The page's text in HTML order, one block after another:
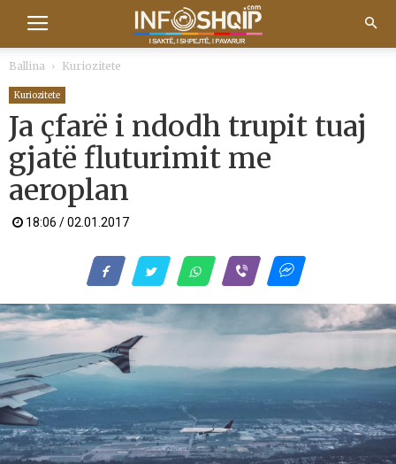
Ballina Kuriozitete
Kuriozitete
Ja çfarë i ndodh trupit tuaj
gjatë fluturimit me
aeroplan
18:06 / 02.01.2017